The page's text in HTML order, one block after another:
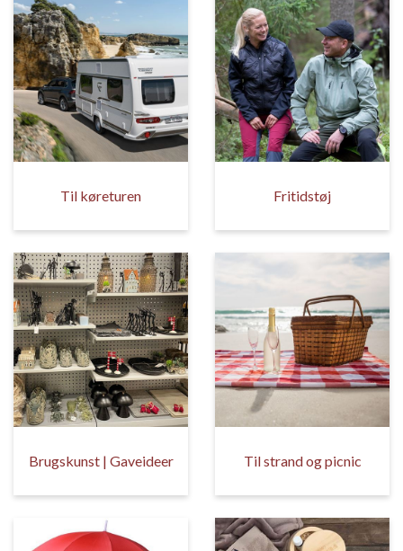
Til køreturen Fritidstøj
Brugskunst | Gaveideer Til strand og picnic